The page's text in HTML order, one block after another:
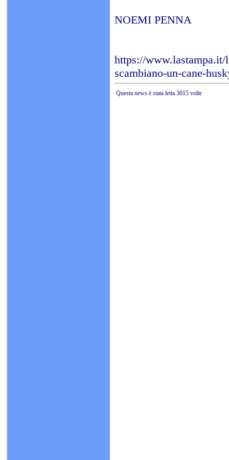
NOEMI PENNA
https://
scambiano-un-cane-
Questa news è stata letta 3015 volte